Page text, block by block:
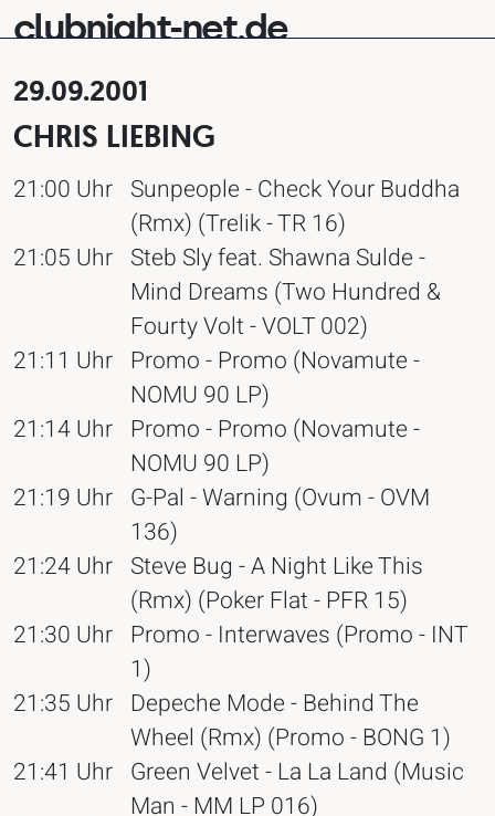
clubnight-net.de
29.09.2001
CHRIS LIEBING
21:00 Uhr Sunpeople - Check Your Buddha
(Rmx) (Trelik - TR 16)
21:05 Uhr Steb Sly feat. Shawna Sulde -
Mind Dreams (Two Hundred &
Fourty Volt - VOLT 002)
21:11 Uhr Promo - Promo (Novamute -
NOMU 90 LP)
21:14 Uhr Promo - Promo (Novamute -
NOMU 90 LP)
21:19 Uhr G-Pal - Warning (Ovum - OVM
136)
21:24 Uhr Steve Bug - A Night Like This
(Rmx) (Poker Flat - PFR 15)
21:30 Uhr Promo - Interwaves (Promo - INT
1)
21:35 Uhr Depeche Mode - Behind The
Wheel (Rmx) (Promo - BONG 1)
21:41 Uhr Green Velvet - La La Land (Music
Man - MM LP 016)